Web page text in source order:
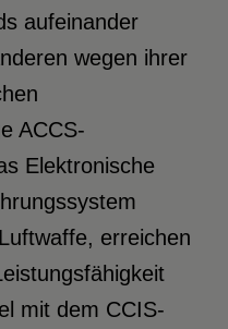
aufeinander
wegen ihrer
ACCS-
Elektronische
erreichen
mit dem CCIS-